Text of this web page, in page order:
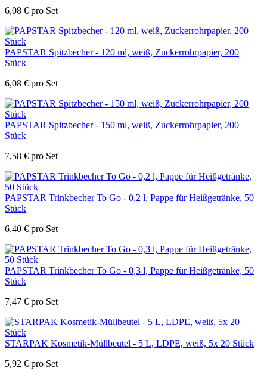
6,08 € pro Set
PAPSTAR Spitzbecher - 120 ml, weiß, Zuckerrohrpapier, 200
Stück
6,08 € pro Set
PAPSTAR Spitzbecher - 150 ml, weiß, Zuckerrohrpapier, 200
Stück
7,58 € pro Set
PAPSTAR Trinkbecher To Go - 0,2 l, Pappe für Heißgetränke, 50
Stück
6,40 € pro Set
PAPSTAR Trinkbecher To Go - 0,3 l, Pappe für Heißgetränke, 50
Stück
7,47 € pro Set
STARPAK Kosmetik-Müllbeutel - 5 L, LDPE, weiß, 5x 20 Stück
5,92 € pro Set